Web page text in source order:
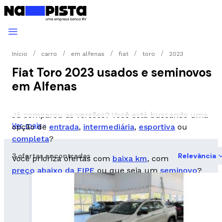
Início carro em alfenas fiat toro 2023
Fiat Toro 2023 usados e seminovos
em Alfenas
Já comparou as versões? Você está buscando uma
opção de entrada, intermediária, esportiva ou
completa?
Você prioriza ofertas com baixa km, com
preço abaixo da FIPEou que seja umseminovo?
Ver mais
3 ofertas encontradas Relevância